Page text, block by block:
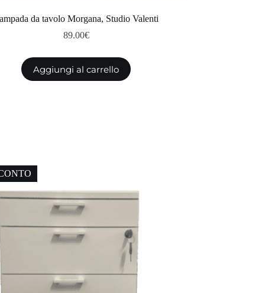
da tavolo Morgana, Studio Valenti
89.00€
Aggiungi al carrello